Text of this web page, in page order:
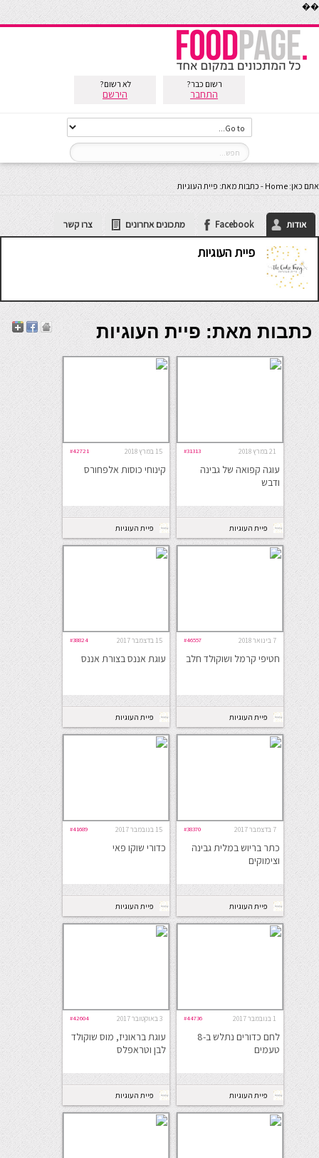
��
רשום כבר?
התחבר
לא רשום?
הירשם
אתם כאן: Home
-כתבות מאת: פיית העוגיות
אודות Facebook מתכונים אחרונים צרו קשר
פיית העוגיות
כתבות מאת: פיית העוגיות
21 במרץ 2018 #31313
עוגה קפואה של גבינה
ודבש
פיית העוגיות
15 במרץ 2018 #42721
קינוחי כוסות אלפחורס
פיית העוגיות
7 בינואר 2018 #46557
חטיפי קרמל ושוקולד חלב
פיית העוגיות
15 בדצמבר 2017 #38824
עוגת אננס בצורת אננס
פיית העוגיות
7 בדצמבר 2017 #38370
כתר בריוש במלית גבינה
וצימוקים
פיית העוגיות
15 בנובמבר 2017 #41689
כדורי שוקו פאי
פיית העוגיות
1 בנובמבר 2017 #44736
לחם כדורים נתלש ב-8
טעמים
פיית העוגיות
3 באוקטובר 2017 #42604
עוגת בראוניז, מוס שוקולד
לבן וטראפלס
פיית העוגיות